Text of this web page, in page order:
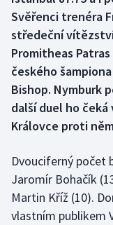
Curling
Dostihy
Florbal
Futsal
Golf
Gymnastika
Svěřenci trenéra
středeční
Promitheas
českého
Bishop. Nymburk
další duel ho čeká
Královce proti
Dvouciferný počet
Jaromír Bohačík
Martin Kříž (10).
vlastním publikem